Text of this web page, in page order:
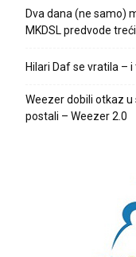
Dva dana (ne samo)
MKDSL predvode
Hilari Daf se vratila –
Weezer dobili otkaz
postali – Weezer 2.0